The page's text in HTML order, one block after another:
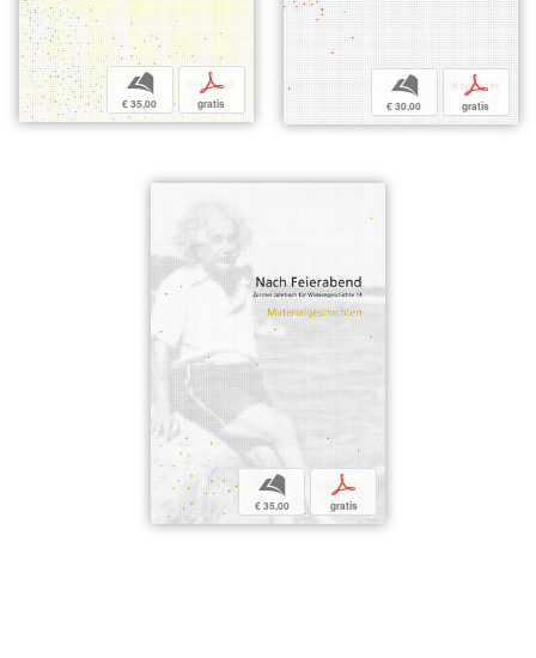
b
€ 35,00
p
gratis
b
€ 30,00
p
gratis
b
€ 35,00
p
gratis